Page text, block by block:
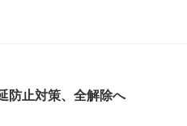
防止対策、全解除へ